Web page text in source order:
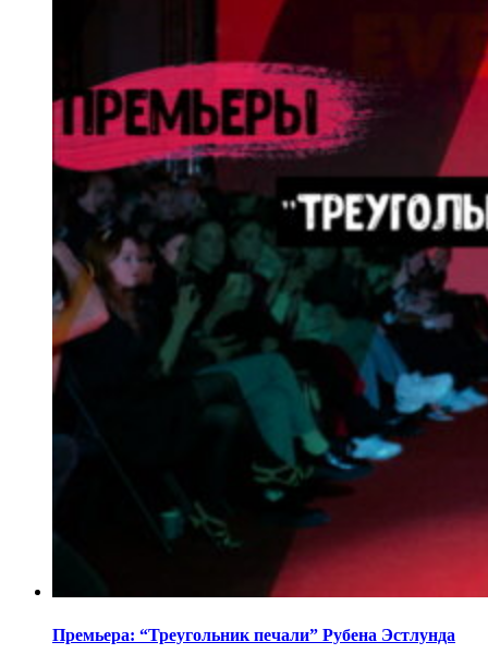
Премьера: “Треугольник печали” Рубена Эстлунда